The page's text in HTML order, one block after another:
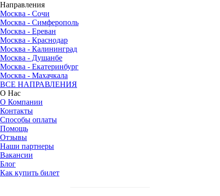
Направления
Москва - Сочи
Москва - Симферополь
Москва - Ереван
Москва - Краснодар
Москва - Калининград
Москва - Душанбе
Москва - Екатеринбург
Москва - Махачкала
ВСЕ НАПРАВЛЕНИЯ
О Нас
О Компании
Контакты
Способы оплаты
Помощь
Отзывы
Наши партнеры
Вакансии
Блог
Как купить билет